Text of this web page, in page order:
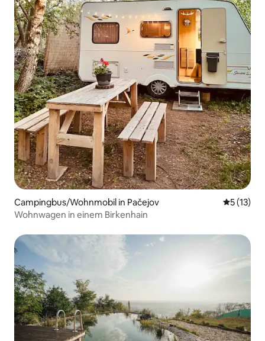
Campingbus/Wohnmobil in Pačejov
5 (13)
Wohnwagen in einem Birkenhain